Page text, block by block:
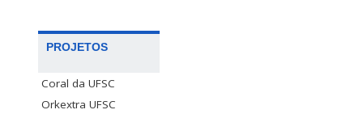
PROJETOS
Coral da UFSC
Orkextra UFSC